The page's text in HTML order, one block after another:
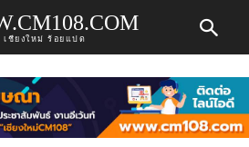
เชียงใหม่ ร้อยแปด